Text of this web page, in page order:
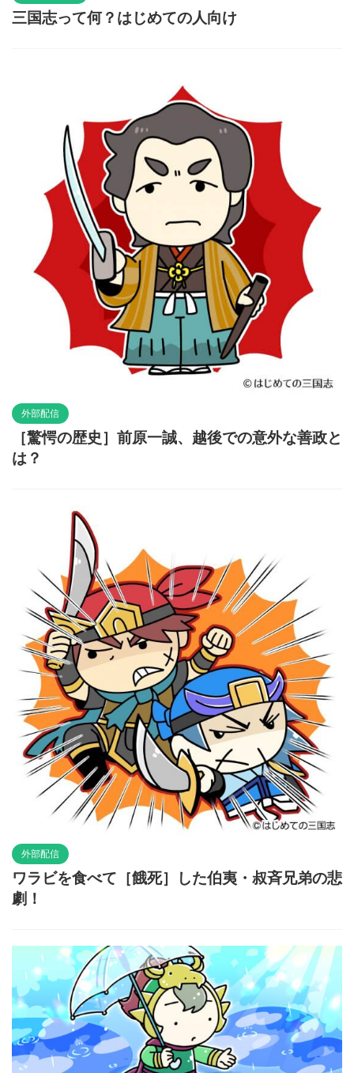
三国志って何？はじめての人向け
外部配信
［驚愕の歴史］前原一誠、越後での意外な善政と
は？
外部配信
ワラビを食べて［餓死］した伯夷・叔斉兄弟の悲
劇！